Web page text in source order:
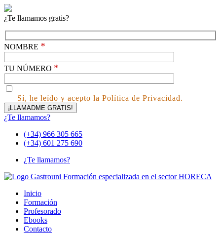
¿Te llamamos gratis?
NOMBRE *
TU NÚMERO *
Sí, he leído y acepto la Política de Privacidad.
¿Te llamamos?
(+34) 966 305 665
(+34) 601 275 690
¿Te llamamos?
Inicio
Formación
Profesorado
Ebooks
Contacto